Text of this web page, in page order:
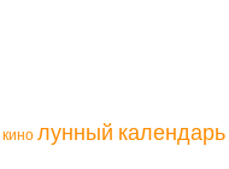
кино лунный календарь